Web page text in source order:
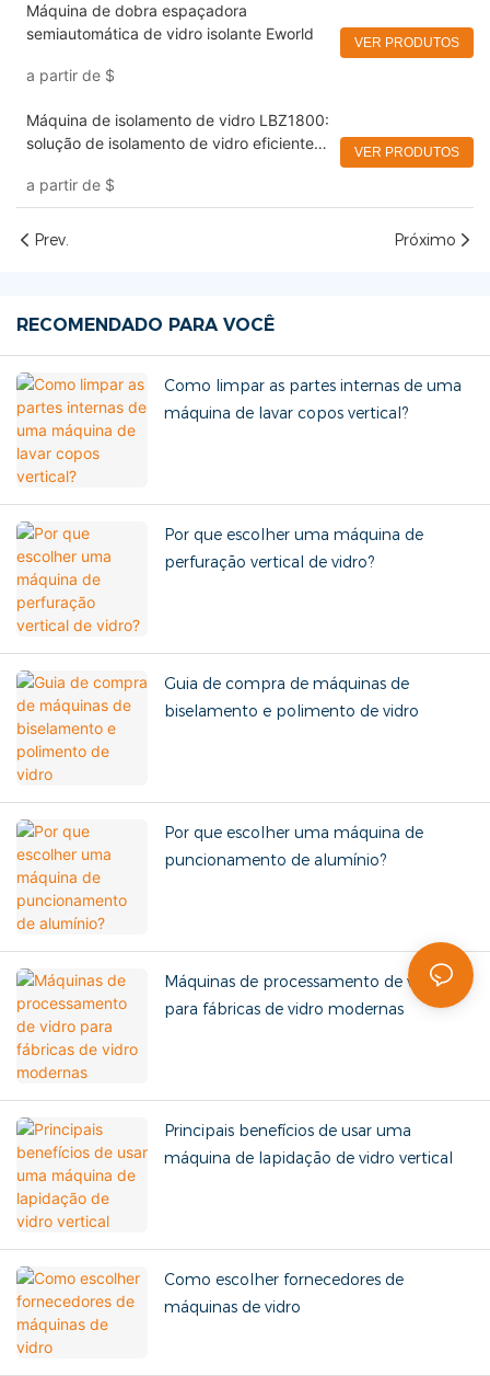
Máquina de dobra espaçadora
semiautomática de vidro isolante Eworld
a partir de $
VER PRODUTOS
Máquina de isolamento de vidro LBZ1800:
solução de isolamento de vidro eficiente e
a partir de $
VER PRODUTOS
Prev. Próximo
RECOMENDADO PARA VOCÊ
Como limpar as partes internas de uma
máquina de lavar copos vertical?
Por que escolher uma máquina de
perfuração vertical de vidro?
Guia de compra de máquinas de
biselamento e polimento de vidro
Por que escolher uma máquina de
puncionamento de alumínio?
Máquinas de processamento de vidro
para fábricas de vidro modernas
Principais benefícios de usar uma
máquina de lapidação de vidro vertical
Como escolher fornecedores de
máquinas de vidro